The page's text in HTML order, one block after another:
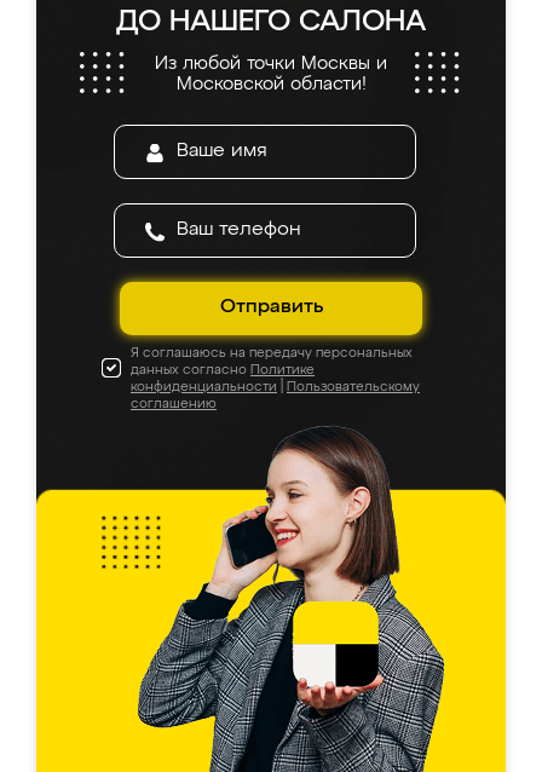
ДО НАШЕГО САЛОНА
Из любой точки Москвы и
Московской области!
Отправить
Я соглашаюсь на передачу персональных
данных согласно Политике
конфиденциальности
Пользовательскому
соглашению